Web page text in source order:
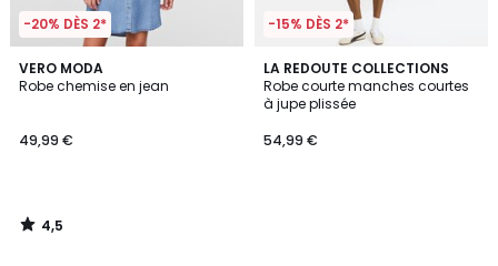
-20% DÈS 2*
VERO MODA
Robe chemise en jean
49,99 €
4,5
/ 5
4,5
/
-15% DÈS 2*
LA REDOUTE COLLECTIONS
Robe courte manches courtes
à jupe plissée
54,99 €